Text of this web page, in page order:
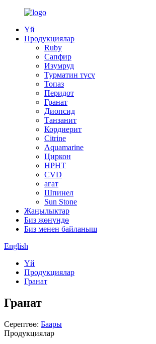
Үй
Продукциялар
Ruby
Сапфир
Изумруд
Турматин түсү
Топаз
Перидот
Гранат
Диопсид
Танзанит
Кордиерит
Citrine
Aquamarine
Циркон
HPHT
CVD
агат
Шпинел
Sun Stone
Жаңылыктар
Биз жөнүндө
Биз менен байланыш
English
Үй
Продукциялар
Гранат
Гранат
Серептөө: Баары
Продукциялар